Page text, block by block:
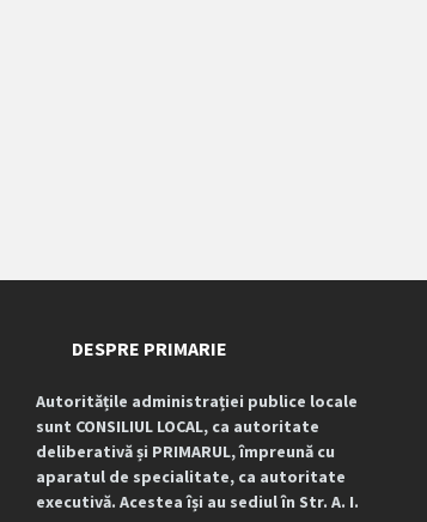
DESPRE PRIMARIE
Autoritățile administrației publice locale
sunt CONSILIUL LOCAL, ca autoritate
deliberativă și PRIMARUL, împreună cu
aparatul de specialitate, ca autoritate
executivă. Acestea își au sediul în Str. A. I.